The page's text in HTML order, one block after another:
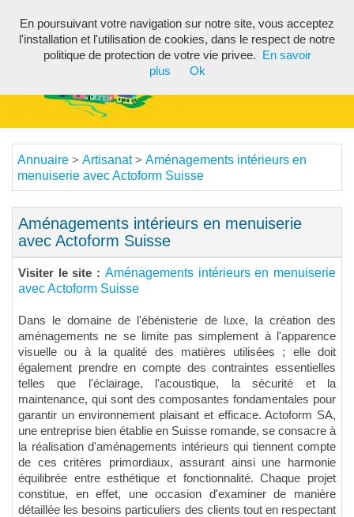
Annuaire > Artisanat> Aménagements intérieurs en
menuiserie avec Actoform Suisse
Aménagements intérieurs en menuiserie
avec Actoform Suisse
Visiter le site : Aménagements intérieurs en menuiserie
avec Actoform Suisse
Dans le domaine de l'ébénisterie de luxe, la création des
aménagements ne se limite pas simplement à l'apparence
visuelle ou à la qualité des matières utilisées ; elle doit
également prendre en compte des contraintes essentielles
telles que l'éclairage, l'acoustique, la sécurité et la
maintenance, qui sont des composantes fondamentales pour
garantir un environnement plaisant et efficace. Actoform SA,
une entreprise bien établie en Suisse romande, se consacre à
la réalisation d'aménagements intérieurs qui tiennent compte
de ces critères primordiaux, assurant ainsi une harmonie
équilibrée entre esthétique et fonctionnalité. Chaque projet
constitue, en effet, une occasion d'examiner de manière
détaillée les besoins particuliers des clients tout en respectant
En poursuivant votre navigation sur notre site, vous acceptez
l'installation et l'utilisation de cookies, dans le respect de notre
politique de protection de votre vie privee.
En savoir
plus
Ok